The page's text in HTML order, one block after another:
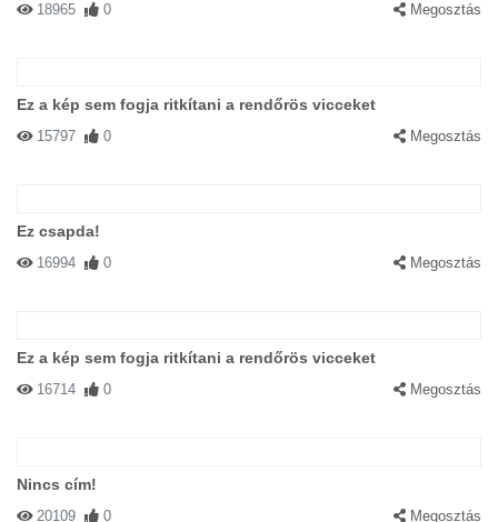
18965 0 Megosztás
Ez a kép sem fogja ritkítani a rendőrös vicceket
15797 0 Megosztás
Ez csapda!
16994 0 Megosztás
Ez a kép sem fogja ritkítani a rendőrös vicceket
16714 0 Megosztás
Nincs cím!
20109 0 Megosztás